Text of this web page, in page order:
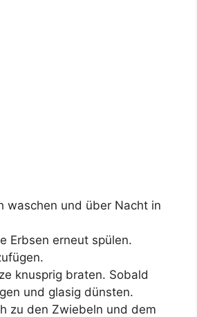
waschen und über Nacht in
Erbsen erneut spülen.
knusprig braten. Sobald
und glasig dünsten.
zu den Zwiebeln und dem